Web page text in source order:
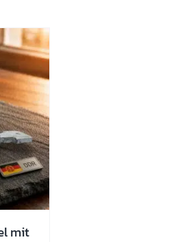
mit